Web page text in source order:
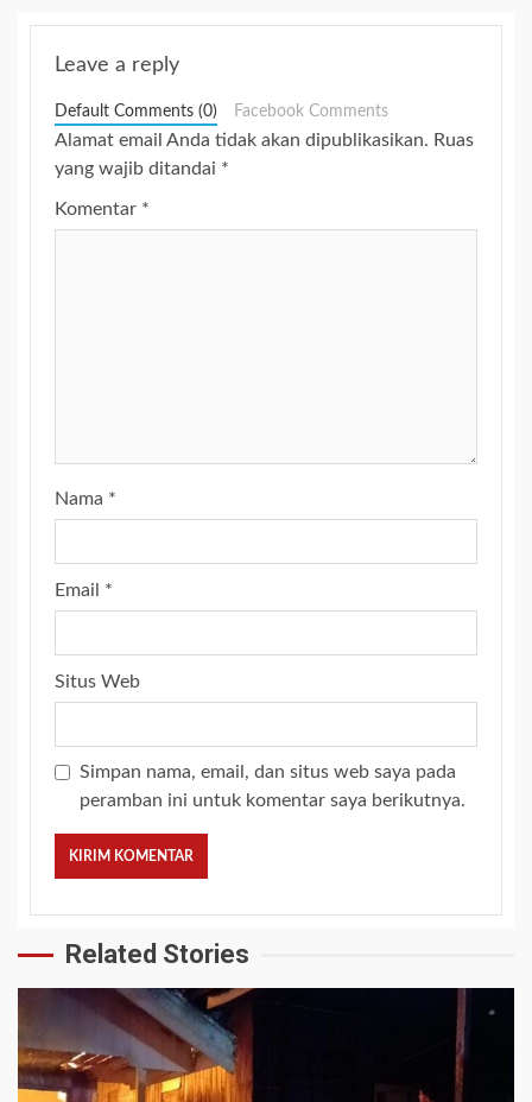
Leave a reply
Default Comments (0) Facebook Comments
Alamat email Anda tidak akan dipublikasikan. Ruas
yang wajib ditandai *
Komentar *
Nama *
Email *
Situs Web
Simpan nama, email, dan situs web saya pada
peramban ini untuk komentar saya berikutnya.
Related Stories